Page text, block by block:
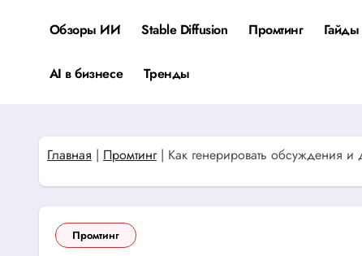
Обзоры ИИ Stable Diffusion Промтинг
AI в бизнесе Тренды
Главная | Промтинг| Как генерировать обсуждения
Промтинг